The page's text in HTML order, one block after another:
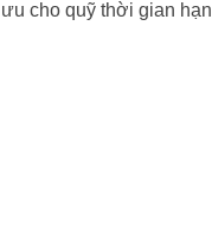
cho quỹ thời gian hạn